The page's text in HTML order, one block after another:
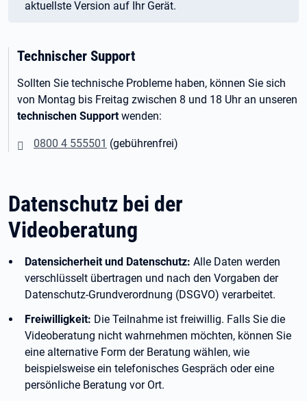
aktuellste Version auf Ihr Gerät.
Technischer Support
Sollten Sie technische Probleme haben, können Sie sich
von Montag bis Freitag zwischen 8 und 18 Uhr an unseren
technischen Supportwenden:
0800 4 555501 (gebührenfrei)
Datenschutz bei der
Videoberatung
Datensicherheit und Datenschutz: Alle Daten werden
verschlüsselt übertragen und nach den Vorgaben der
Datenschutz-Grundverordnung (DSGVO) verarbeitet.
Freiwilligkeit: Die Teilnahme ist freiwillig. Falls Sie die
Videoberatung nicht wahrnehmen möchten, können Sie
eine alternative Form der Beratung wählen, wie
beispielsweise ein telefonisches Gespräch oder eine
persönliche Beratung vor Ort.